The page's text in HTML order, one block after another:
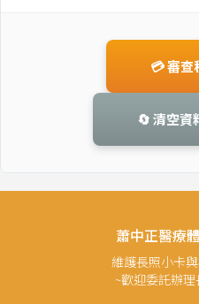
💳 審查
🔄 清空資
蕭中正醫療
維護長照小卡
~歡迎委託辦